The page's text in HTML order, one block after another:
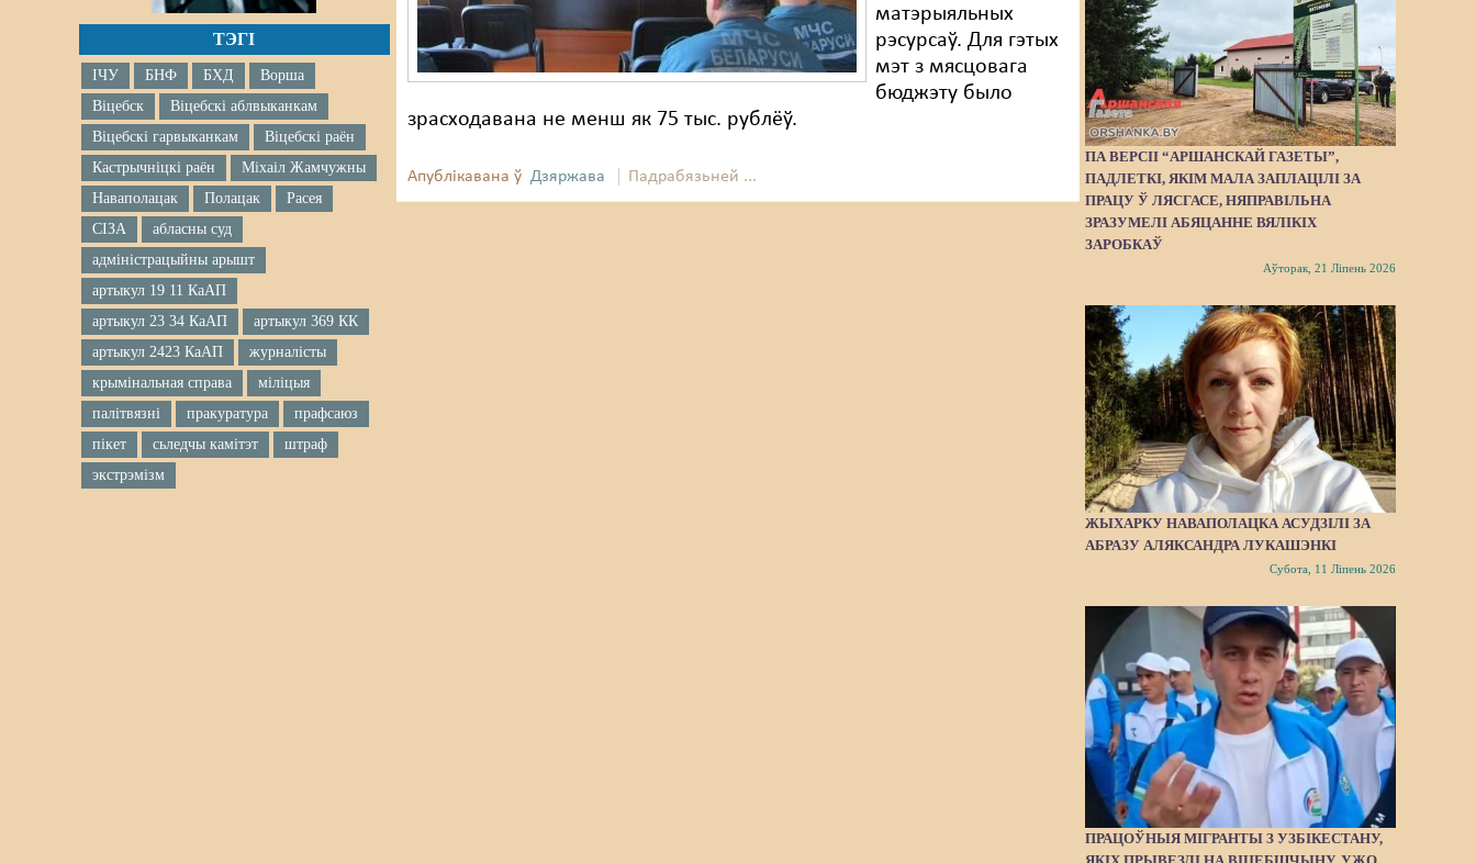
ТЭГІ
ІЧУ БНФ БХД
Ворша
Віцебск
Віцебскі аблвыканкам
Віцебскі гарвыканкам
Віцебскі раён
Кастрычніцкі раён
Міхаіл Жамчужны
Наваполацак
Полацак
Расея
СІЗА
абласны суд
адміністрацыйны арышт
артыкул 19 11 КаАП
артыкул 23 34 КаАП
артыкул 369 КК
артыкул 2423 КаАП
журналісты
крымінальная справа
міліцыя
палітвязні
пракуратура
прафсаюз
пікет
сьледчы камітэт
штраф
экстрэмізм
матэрыяльных
рэсурсаў. Для гэтых
мэт з мясцовага
бюджэту было
зрасходавана не менш як 75 тыс. рублёў.
Апублікавана ў Дзяржава Падрабязьней ...
ПА ВЕРСІІ “АРШАНСКАЙ ГАЗЕТЫ”,
ПАДЛЕТКІ, ЯКІМ МАЛА ЗАПЛАЦІЛІ ЗА
ПРАЦУ Ў ЛЯСГАСЕ, НЯПРАВІЛЬНА
ЗРАЗУМЕЛІ АБЯЦАННЕ ВЯЛІКІХ
ЗАРОБКАЎ
Аўторак, 21 Ліпень 2026
ЖЫХАРКУ НАВАПОЛАЦКА АСУДЗІЛІ ЗА
АБРАЗУ АЛЯКСАНДРА ЛУКАШЭНКІ
Субота, 11 Ліпень 2026
ПРАЦОЎНЫЯ МІГРАНТЫ З УЗБІКЕСТАНУ,